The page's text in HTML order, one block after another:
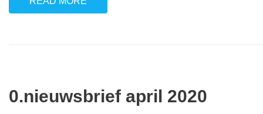
0.nieuwsbrief april 2020